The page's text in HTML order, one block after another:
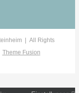
| All Rights
Theme Fusion